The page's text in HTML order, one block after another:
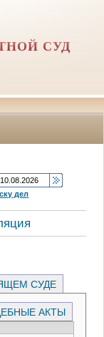
СУД
дел
СУДЕ
АКТЫ